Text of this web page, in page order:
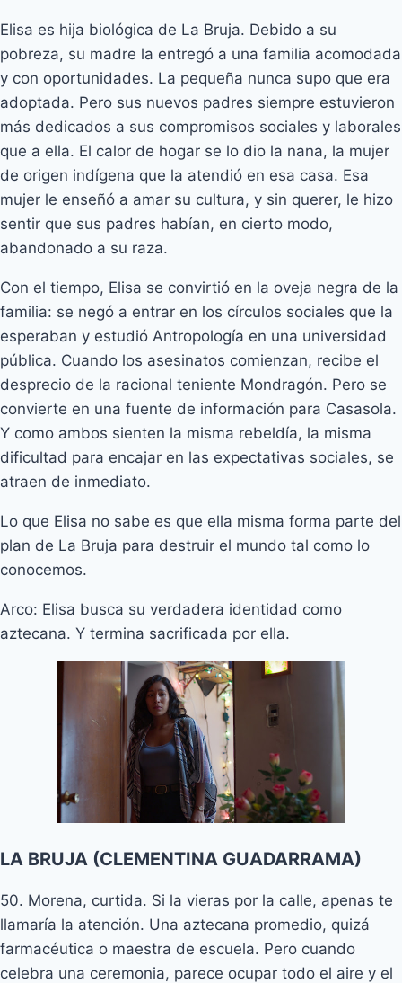
Elisa es hija biológica de La Bruja. Debido a su
pobreza, su madre la entregó a una familia acomodada
y con oportunidades. La pequeña nunca supo que era
adoptada. Pero sus nuevos padres siempre estuvieron
más dedicados a sus compromisos sociales y laborales
que a ella. El calor de hogar se lo dio la nana, la mujer
de origen indígena que la atendió en esa casa. Esa
mujer le enseñó a amar su cultura, y sin querer, le hizo
sentir que sus padres habían, en cierto modo,
abandonado a su raza.
Con el tiempo, Elisa se convirtió en la oveja negra de la
familia: se negó a entrar en los círculos sociales que la
esperaban y estudió Antropología en una universidad
pública. Cuando los asesinatos comienzan, recibe el
desprecio de la racional teniente Mondragón. Pero se
convierte en una fuente de información para Casasola.
Y como ambos sienten la misma rebeldía, la misma
dificultad para encajar en las expectativas sociales, se
atraen de inmediato.
Lo que Elisa no sabe es que ella misma forma parte del
plan de La Bruja para destruir el mundo tal como lo
conocemos.
Arco: Elisa busca su verdadera identidad como
aztecana. Y termina sacrificada por ella.
LA BRUJA (CLEMENTINA GUADARRAMA)
50. Morena, curtida. Si la vieras por la calle, apenas te
llamaría la atención. Una aztecana promedio, quizá
farmacéutica o maestra de escuela. Pero cuando
celebra una ceremonia, parece ocupar todo el aire y el